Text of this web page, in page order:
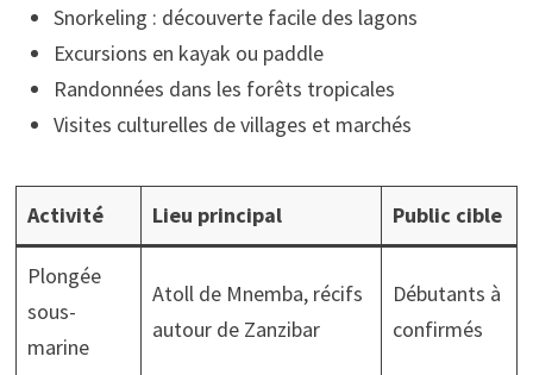
Snorkeling : découverte facile des lagons
Excursions en kayak ou paddle
Randonnées dans les forêts tropicales
Visites culturelles de villages et marchés
Activité Lieu principal Public cible
Plongée
sous-
marine
Atoll de Mnemba, récifs
autour de Zanzibar
Débutants à
confirmés